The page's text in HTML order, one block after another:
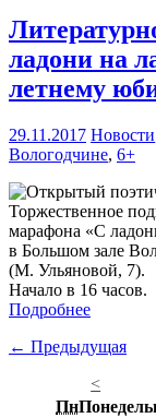
ладони на
летнему
29.11.2017 Новости
Вологодчине, 6+
Торжественное
марафона «С
в Большом зале
(М. Ульяновой, 7).
Начало в 16 часов.
Подробнее
← Предыдущая
<
Пн